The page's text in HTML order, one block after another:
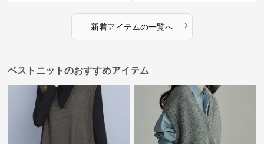
新着アイテムの一覧へ ›
ベストニットのおすすめアイテム